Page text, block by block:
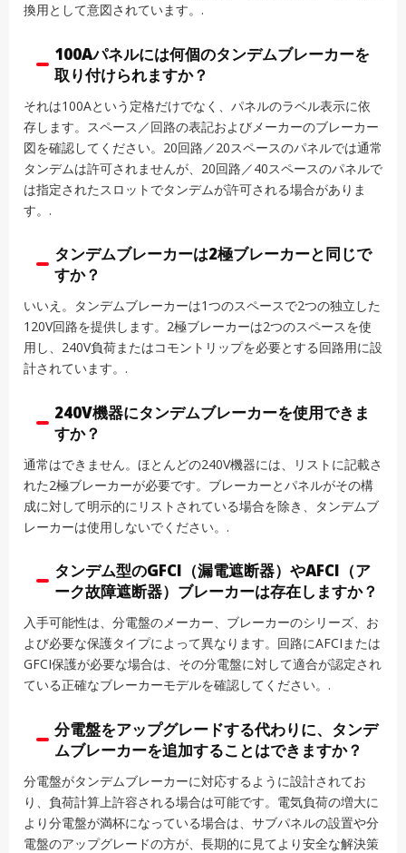
換用として意図されています。.
100Aパネルには何個のタンデムブレーカーを
取り付けられますか？
それは100Aという定格だけでなく、パネルのラベル表示に依
存します。スペース／回路の表記およびメーカーのブレーカー
図を確認してください。20回路／20スペースのパネルでは通常
タンデムは許可されませんが、20回路／40スペースのパネルで
は指定されたスロットでタンデムが許可される場合がありま
す。.
タンデムブレーカーは2極ブレーカーと同じで
すか？
いいえ。タンデムブレーカーは1つのスペースで2つの独立した
120V回路を提供します。2極ブレーカーは2つのスペースを使
用し、240V負荷またはコモントリップを必要とする回路用に設
計されています。.
240V機器にタンデムブレーカーを使用できま
すか？
通常はできません。ほとんどの240V機器には、リストに記載さ
れた2極ブレーカーが必要です。ブレーカーとパネルがその構
成に対して明示的にリストされている場合を除き、タンデムブ
レーカーは使用しないでください。.
タンデム型のGFCI（漏電遮断器）やAFCI（ア
ーク故障遮断器）ブレーカーは存在しますか？
入手可能性は、分電盤のメーカー、ブレーカーのシリーズ、お
よび必要な保護タイプによって異なります。回路にAFCIまたは
GFCI保護が必要な場合は、その分電盤に対して適合が認定され
ている正確なブレーカーモデルを確認してください。.
分電盤をアップグレードする代わりに、タンデ
ムブレーカーを追加することはできますか？
分電盤がタンデムブレーカーに対応するように設計されてお
り、負荷計算上許容される場合は可能です。電気負荷の増大に
より分電盤が満杯になっている場合は、サブパネルの設置や分
電盤のアップグレードの方が、長期的に見てより安全な解決策